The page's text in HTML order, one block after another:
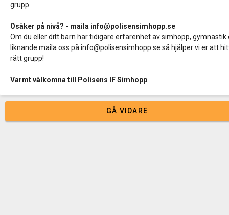
grupp.
Osäker på nivå? - maila info@polisensimhopp.se
Om du eller ditt barn har tidigare erfarenhet av simhopp, gymnastik
liknande maila oss påinfo@polisensimhopp.se så hjälper vi er att
rätt grupp!
Varmt välkomna till Polisens IF Simhopp
GÅ VIDARE